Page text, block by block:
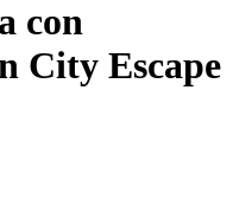
con
City Escape